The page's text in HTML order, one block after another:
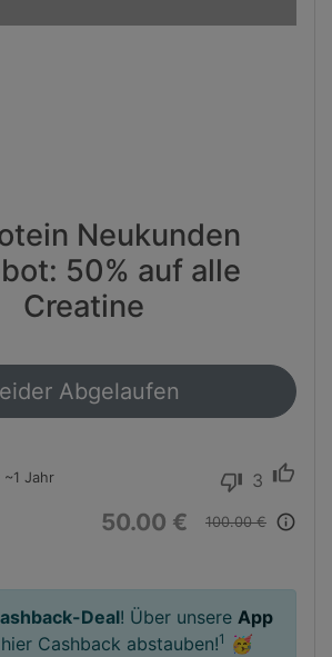
Neukunden
50% auf alle
Creatine
Abgelaufen
~1 Jahr thumb_down 3 thumb_up
50.00 € 100.00 € info_outline
Deal! Über unsere App
Cashback abstauben!1 🥳